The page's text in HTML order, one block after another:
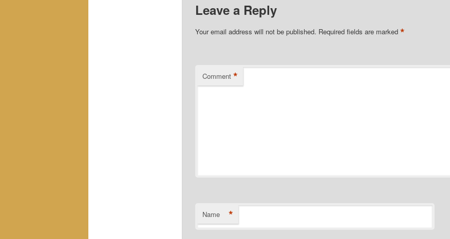
Leave a Reply
Your email address will not be published. Required fields are marked *
Comment *
Name *